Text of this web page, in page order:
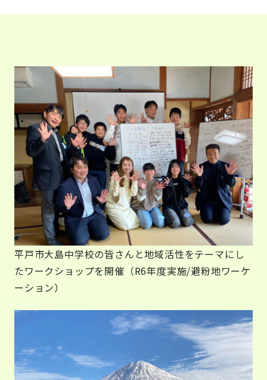
平戸市大島中学校の皆さんと地域活性をテーマにし
たワークショップを開催（R6年度実施/避粉地ワーケ
ーション）